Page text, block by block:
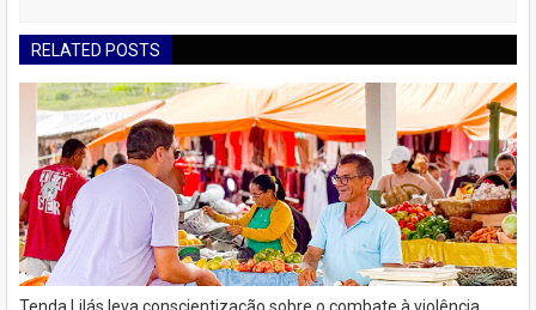
RELATED POSTS